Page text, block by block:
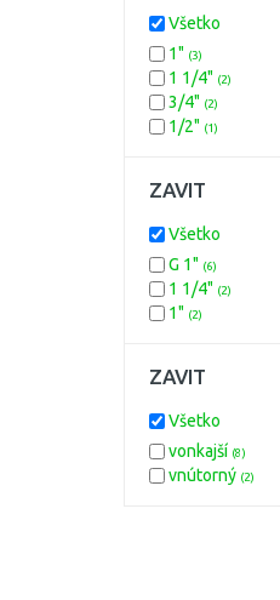
Všetko
1" (3)
1 1/4" (2)
3/4" (2)
1/2" (1)
ZAVIT
Všetko
G 1" (6)
1 1/4" (2)
1" (2)
ZAVIT
Všetko
vonkajší (8)
vnútorný (2)